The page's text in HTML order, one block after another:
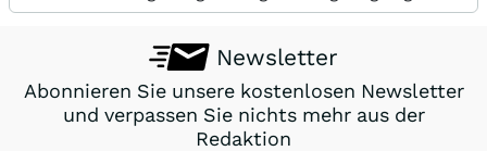
Newsletter
Abonnieren Sie unsere kostenlosen Newsletter
und verpassen Sie nichts mehr aus der
Redaktion